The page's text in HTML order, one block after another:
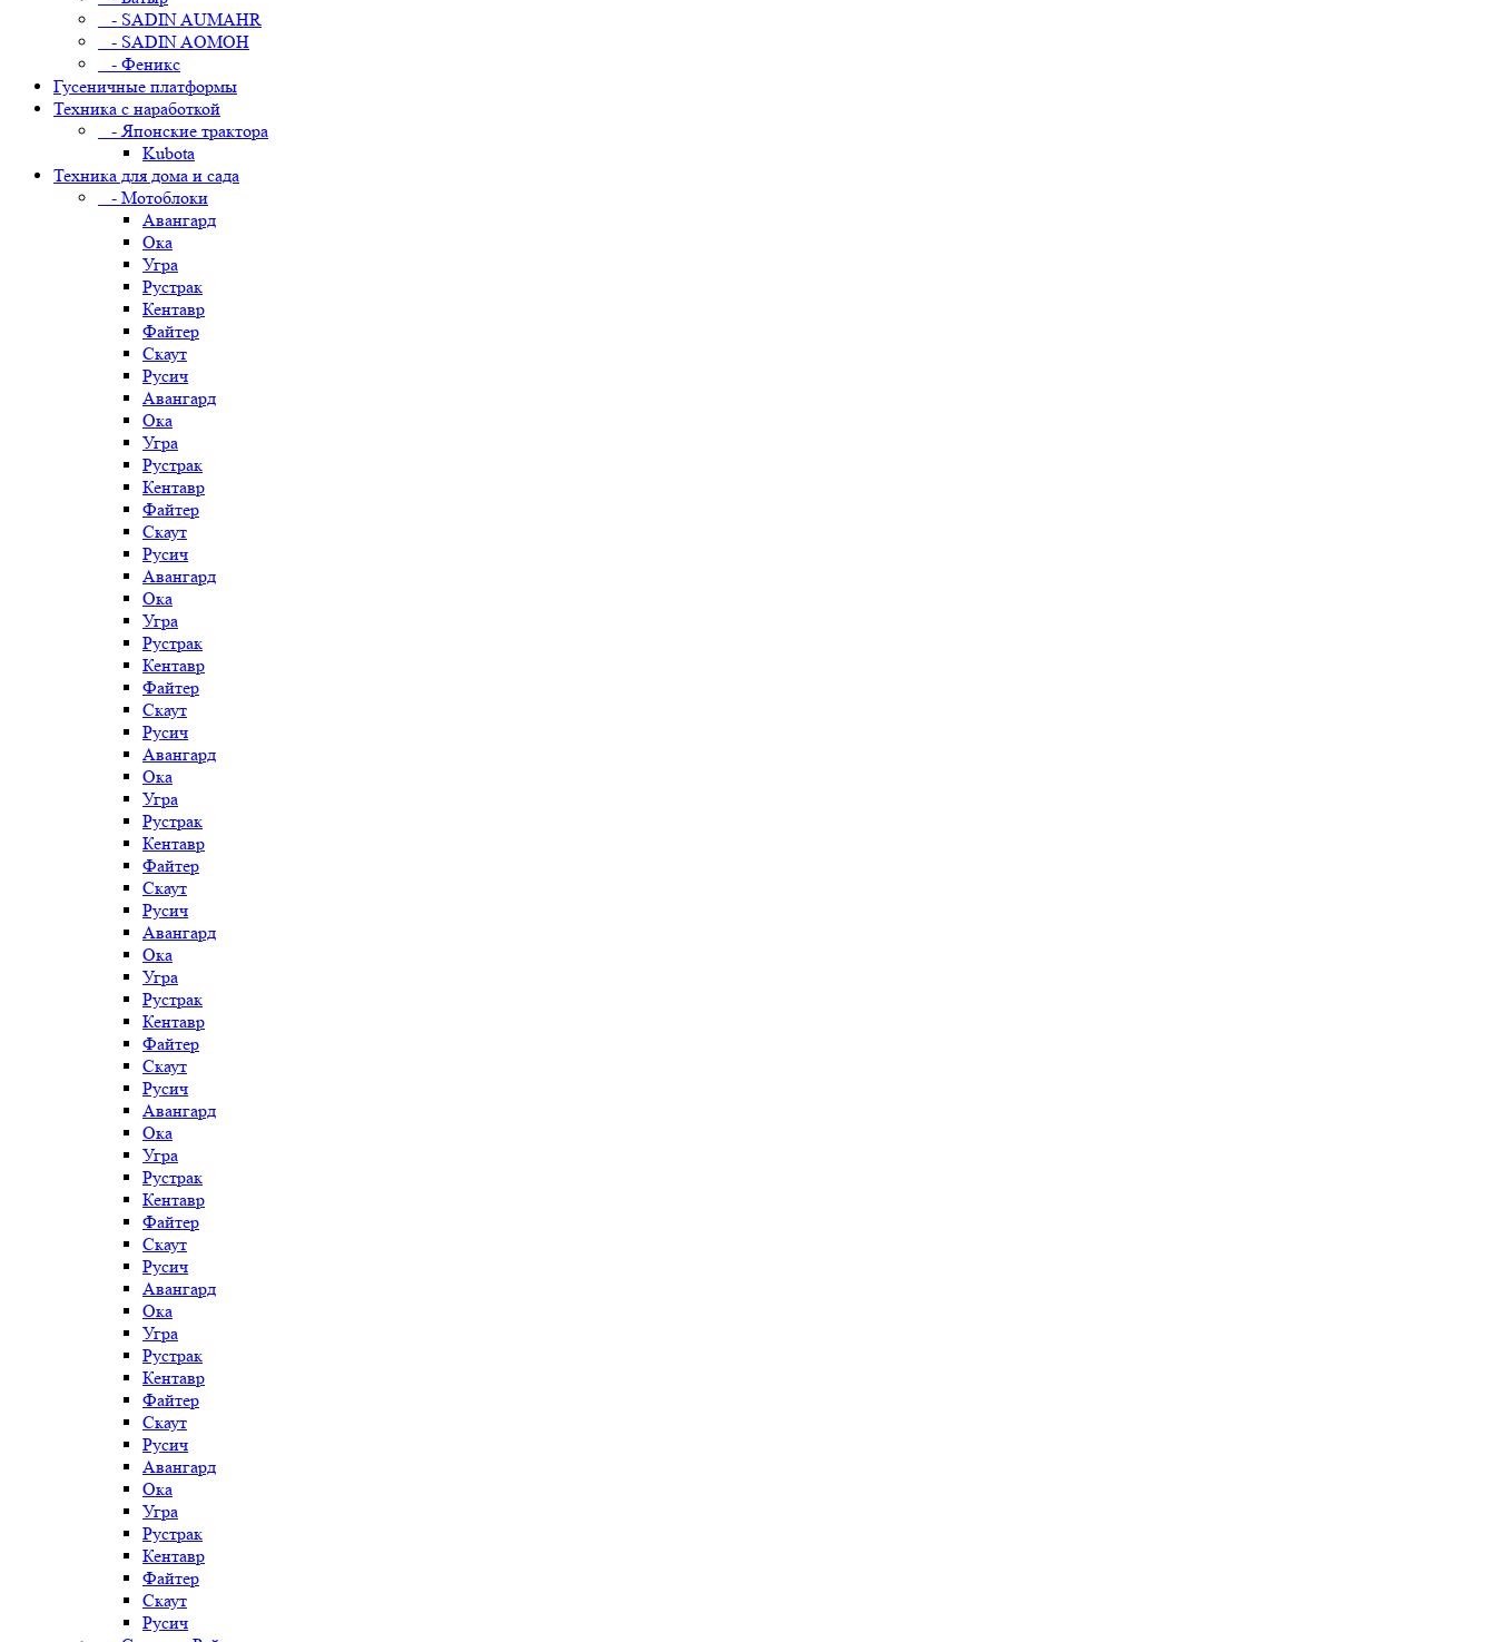
- SADIN AUMAHR
- SADIN AOMOH
- Феникс
Гусеничные платформы
Техника с наработкой
- Японские трактора
Kubota
Техника для дома и сада
- Мотоблоки
Авангард
Ока
Угра
Рустрак
Кентавр
Файтер
Скаут
Русич
Авангард
Ока
Угра
Рустрак
Кентавр
Файтер
Скаут
Русич
Авангард
Ока
Угра
Рустрак
Кентавр
Файтер
Скаут
Русич
Авангард
Ока
Угра
Рустрак
Кентавр
Файтер
Скаут
Русич
Авангард
Ока
Угра
Рустрак
Кентавр
Файтер
Скаут
Русич
Авангард
Ока
Угра
Рустрак
Кентавр
Файтер
Скаут
Русич
Авангард
Ока
Угра
Рустрак
Кентавр
Файтер
Скаут
Русич
Авангард
Ока
Угра
Рустрак
Кентавр
Файтер
Скаут
Русич